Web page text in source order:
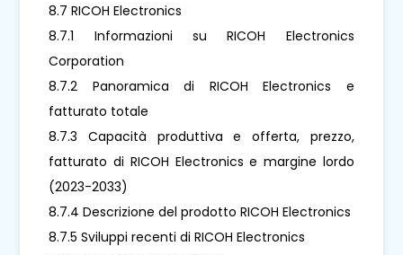
8.7 RICOH Electronics
8.7.1 Informazioni su RICOH Electronics
Corporation
8.7.2 Panoramica di RICOH Electronics e
fatturato totale
8.7.3 Capacità produttiva e offerta, prezzo,
fatturato di RICOH Electronics e margine lordo
(2023-2033)
8.7.4 Descrizione del prodotto RICOH Electronics
8.7.5 Sviluppi recenti di RICOH Electronics